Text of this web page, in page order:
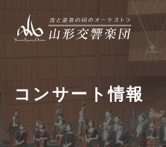
コンサート情報